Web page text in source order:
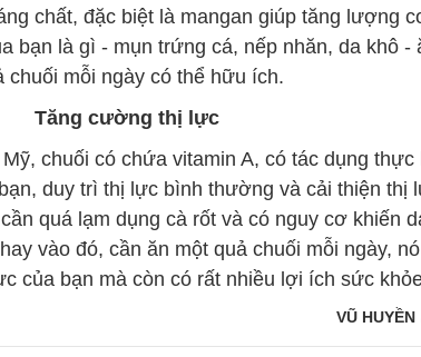
chất, đặc biệt là mangan giúp tăng lượng
bạn là gì - mụn trứng cá, nếp nhăn, da khô -
chuối mỗi ngày có thể hữu ích.
Tăng cường thị lực
chuối có chứa vitamin A, có tác dụng thực
duy trì thị lực bình thường và cải thiện thị
quá lạm dụng cà rốt và có nguy cơ khiến
vào đó, cần ăn một quả chuối mỗi ngày,
của bạn mà còn có rất nhiều lợi ích sức
VŨ HUYỀN